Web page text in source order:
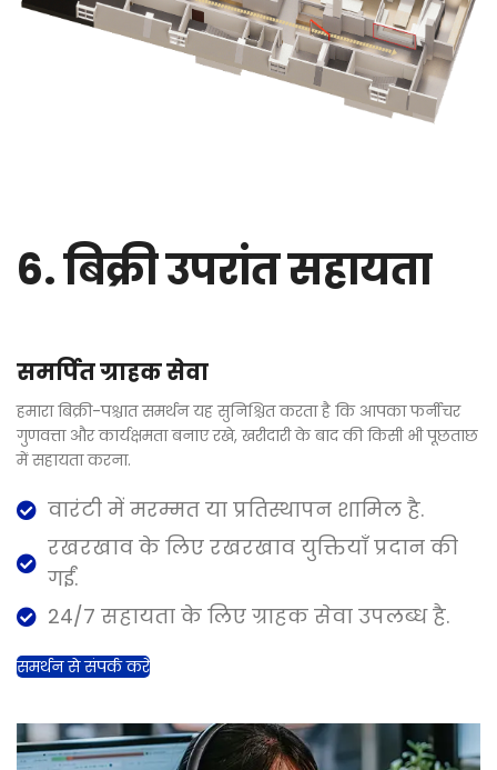
6. बिक्री उपरांत सहायता
समर्पित ग्राहक सेवा
हमारा बिक्री-पश्चात समर्थन यह सुनिश्चित करता है कि आपका फर्नीचर
गुणवत्ता और कार्यक्षमता बनाए रखे, खरीदारी के बाद की किसी भी पूछताछ
में सहायता करना.
वारंटी में मरम्मत या प्रतिस्थापन शामिल है.
रखरखाव के लिए रखरखाव युक्तियाँ प्रदान की
गईं.
24/7 सहायता के लिए ग्राहक सेवा उपलब्ध है.
समर्थन से संपर्क करें